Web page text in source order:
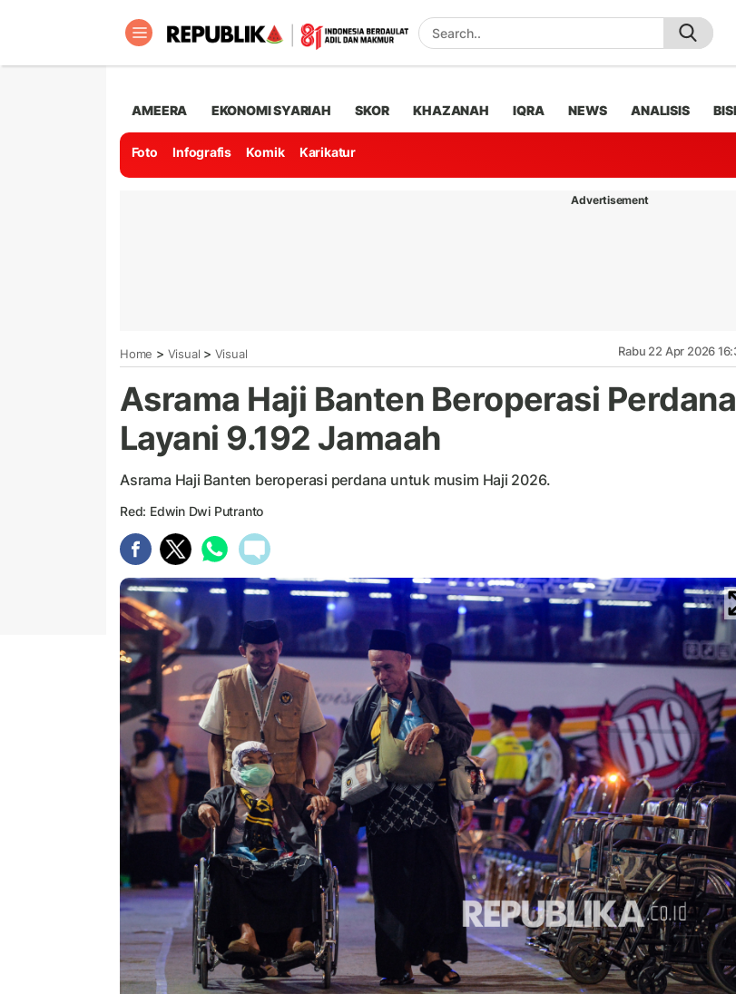
AMEERA EKONOMI SYARIAH SKOR KHAZANAH IQRA NEWS ANALISIS
Foto Infografis Komik Karikatur
Advertisement
Home > Visual > Visual Rabu 22 Apr 2026
Asrama Haji Banten Beroperasi
Layani 9.192 Jamaah
Asrama Haji Banten beroperasi perdana untuk musim Haji 2026.
Red: Edwin Dwi Putranto